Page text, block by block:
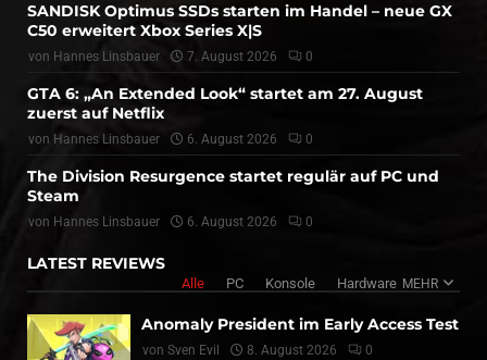
SANDISK Optimus SSDs starten im Handel – neue GX
C50 erweitert Xbox Series X|S
von Hannes Linsbauer 7. August 2026 0
GTA 6: „An Extended Look“ startet am 27. August
zuerst auf Netflix
von Hannes Linsbauer 6. August 2026 0
The Division Resurgence startet regulär auf PC und
Steam
von Hannes Linsbauer 6. August 2026 0
LATEST REVIEWS
Alle PC Konsole Hardware MEHR
Anomaly President im Early Access Test
von Sven Evil 8. August 2026 0